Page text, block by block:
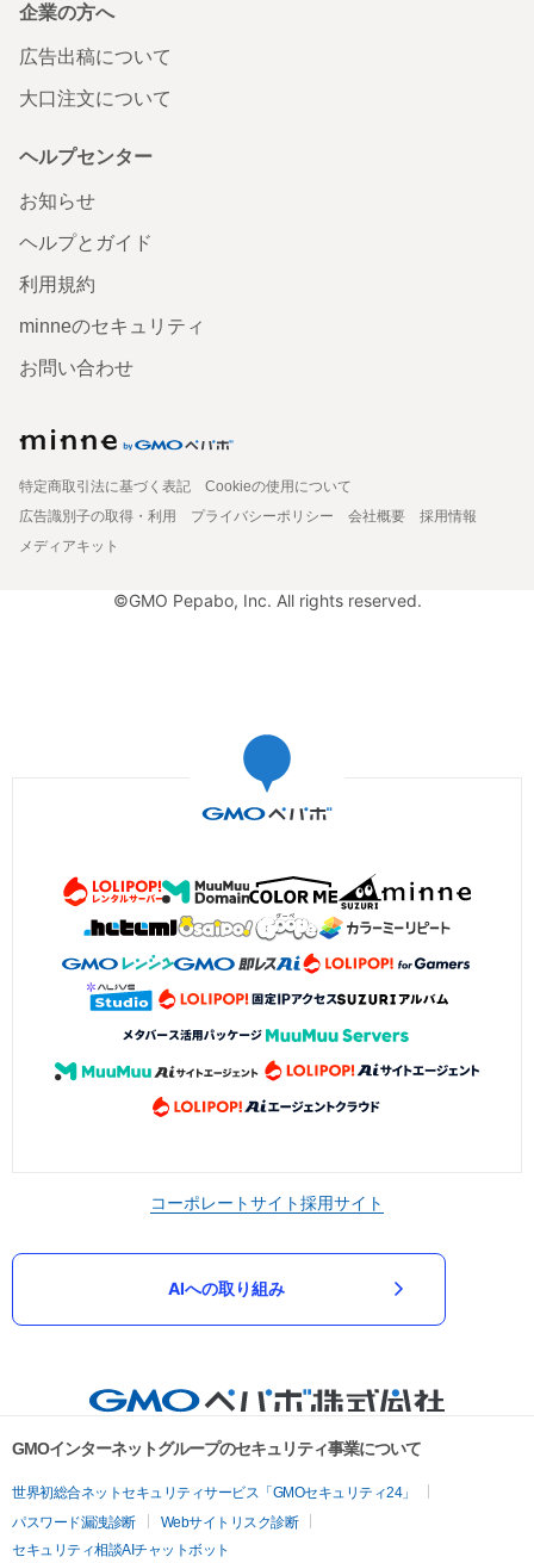
企業の方へ
広告出稿について
大口注文について
ヘルプセンター
お知らせ
ヘルプとガイド
利用規約
minneのセキュリティ
お問い合わせ
特定商取引法に基づく表記
Cookieの使用について
広告識別子の取得・利用
プライバシーポリシー 会社概要
採用情報
メディアキット
©GMO Pepabo, Inc. All rights reserved.
コーポレートサイト採用サイト
AIへの取り組み
GMOインターネットグループのセキュリティ事業について
世界初総合ネットセキュリティサービス「GMOセキュリティ24」
パスワード漏洩診断
Webサイトリスク診断
セキュリティ相談AIチャットボット